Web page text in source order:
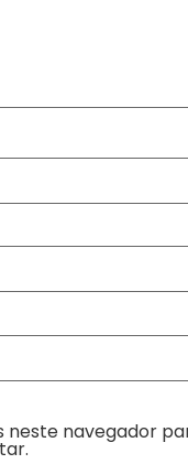
neste navegador